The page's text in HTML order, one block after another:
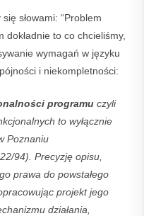
słowami: “Problem
dokładnie to co chcieliśmy,
wymagań w języku
i niekompletności:
programu czyli
to wyłącznie
Poznaniu
94). Precyzję opisu,
prawa do powstałego
projekt jego
działania,